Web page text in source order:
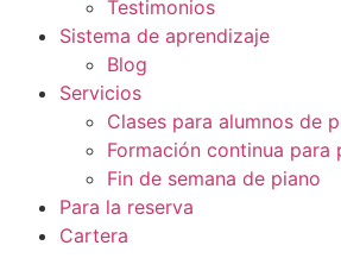
Testimonios
Sistema de aprendizaje
Blog
Servicios
Clases para alumnos de
Formación continua para
Fin de semana de piano
Para la reserva
Cartera